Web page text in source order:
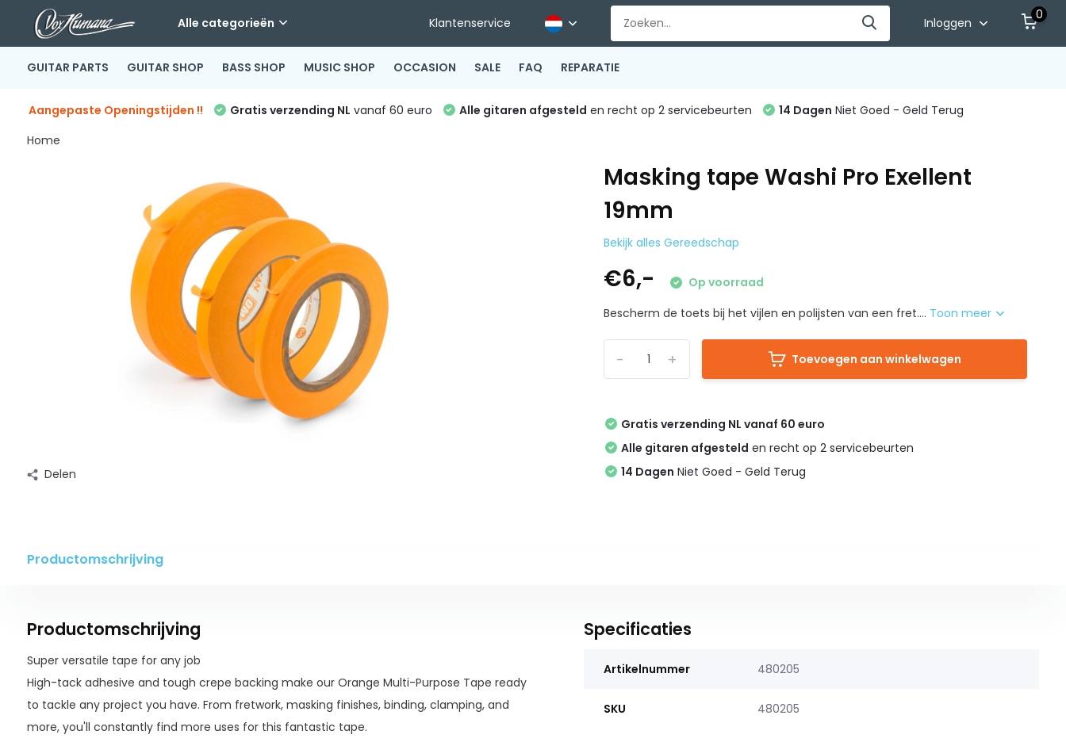
Alle categorieën Klantenservice Inloggen
0
GUITAR PARTS GUITAR SHOP BASS SHOP MUSIC SHOP OCCASION SALE FAQ REPARATIE
Aangepaste Openingstijden !! Gratis verzending NL vanaf 60 euro Alle gitaren afgesteld en recht op 2 servicebeurten 14 Dagen Niet Goed - Geld Terug
Home
Delen
Masking tape Washi Pro Exellent
19mm
Bekijk alles Gereedschap
€6,-
Op voorraad
Bescherm de toets bij het vijlen en polijsten van een fret.... Toon meer
+
- Toevoegen aan winkelwagen
Gratis verzending NL vanaf 60 euro
Alle gitaren afgesteld en recht op 2 servicebeurten
14 Dagen Niet Goed - Geld Terug
Productomschrijving
Productomschrijving
Super versatile tape for any job
High-tack adhesive and tough crepe backing make our Orange Multi-Purpose Tape ready
to tackle any project you have. From fretwork, masking finishes, binding, clamping, and
more, you'll constantly find more uses for this fantastic tape.
Specificaties
Artikelnummer 480205
SKU 480205